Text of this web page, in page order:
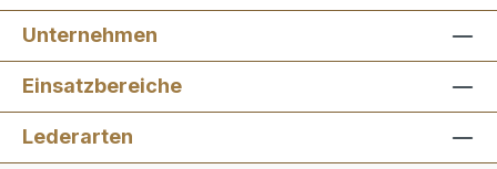
Unternehmen
Einsatzbereiche
Lederarten